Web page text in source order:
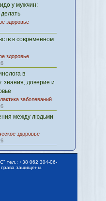
у мужчин:
здоровье
в современном
здоровье
в
знания, доверие и
заболеваний
между людьми
здоровье
тел.: +38 062 304-06-
защищены.